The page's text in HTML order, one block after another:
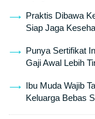
Praktis Dibawa
Siap Jaga
Punya Sertifikat
Gaji Awal Lebih
Ibu Muda Wajib
Keluarga Bebas